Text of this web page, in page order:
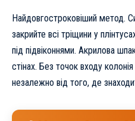
Найдовгостроковіший метод.
закрийте всі тріщини у
під підвіконнями. Акрилова
стінах. Без точок входу
незалежно від того, де